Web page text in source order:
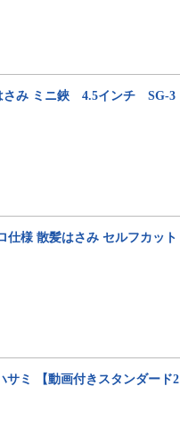
さみ ミニ鋏 4.5インチ SG-3
仕様 散髪はさみ セルフカット
サミ 【動画付きスタンダード2